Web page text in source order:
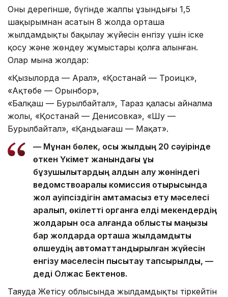
Оның дерегінше, бүгінде жалпы ұзындығы 1,5
шақырымнан асатын 8 жолда орташа
жылдамдықты бақылау жүйесін енгізу үшін іске
қосу және жөндеу жұмыстары қолға алынған.
Олар мына жолдар:
«Қызылорда — Арал», «Қостанай — Троицк»,
«Ақтөбе — Орынбор»,
«Балқаш — Бурылбайтал», Тараз қаласы айналма
жолы, «Қостанай — Денисовка», «Шу —
Бурылбайтал», «Қандыағаш — Мақат».
— Мұнан бөлек, осы жылдың 20 сәуірінде
өткен Үкімет жанындағы құқық
бұзушылықтардың алдын алу жөніндегі
ведомствоаралық комиссия отырысында
жол қауіпсіздігін қамтамасыз ету мәселесі
қаралып, өкілетті органға елді мекендердің
жолдарын қоса алғанда облыстық маңызы
бар жолдарда орташа жылдамдықты
өлшеудің автоматтандырылған жүйесін
енгізу мәселесін пысықтау тапсырылды, —
деді Олжас Бектенов.
Таяуда Жетісу облысында жылдамдықты тіркейтін